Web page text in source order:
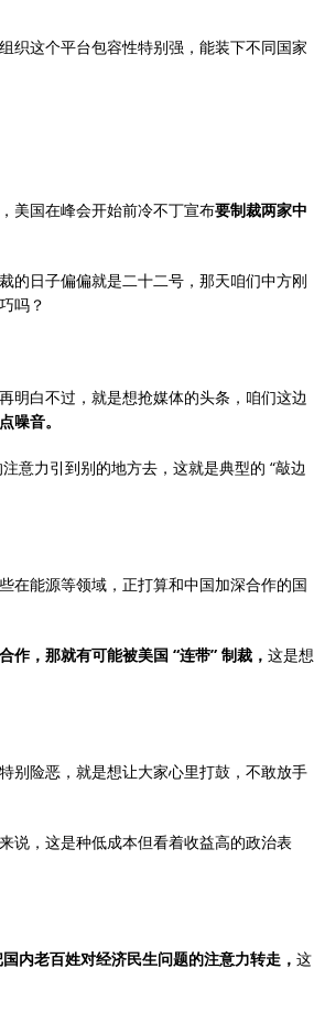
织这个平台包容性特别强，能装下不同国家
美国在峰会开始前冷不丁宣布要制裁两家中
的日子偏偏就是二十二号，那天咱们中方刚
吗？
明白不过，就是想抢媒体的头条，咱们这边
噪音。
意力引到别的地方去，这就是典型的 “敲边
在能源等领域，正打算和中国加深合作的国
，那就有可能被美国 “连带” 制裁， 这是想
别险恶，就是想让大家心里打鼓，不敢放手
说，这是种低成本但看着收益高的政治表
内老百姓对经济民生问题的注意力转走， 这